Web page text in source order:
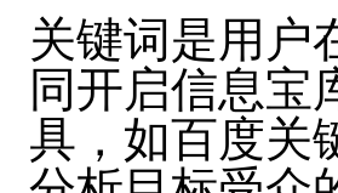
关键词是用户
同开启信息宝
具，如百度关